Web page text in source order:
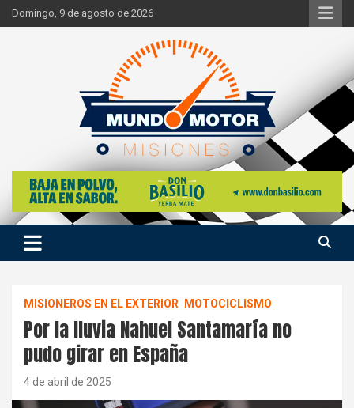
Skip
to
Domingo, 9 de agosto de 2026
Mundo Motor Misiones
Si hay ruido de motores ahí estaremos
MISIONEROS EN EL EXTERIOR MOTOCICLISMO
Por la lluvia Nahuel Santamaría no
pudo girar en España
4 de abril de 2025